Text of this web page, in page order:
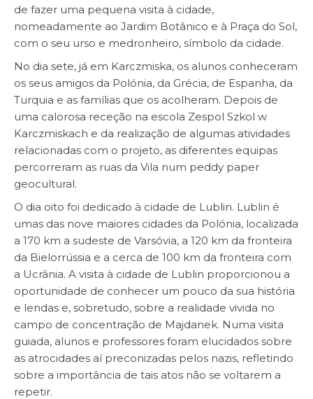
de fazer uma pequena visita à cidade,
nomeadamente ao Jardim Botânico e à Praça do Sol,
com o seu urso e medronheiro, símbolo da cidade.
No dia sete, já em Karczmiska, os alunos conheceram
os seus amigos da Polónia, da Grécia, de Espanha, da
Turquia e as famílias que os acolheram. Depois de
uma calorosa receção na escola Zespol Szkol w
Karczmiskach e da realização de algumas atividades
relacionadas com o projeto, as diferentes equipas
percorreram as ruas da Vila num peddy paper
geocultural.
O dia oito foi dedicado à cidade de Lublin. Lublin é
umas das nove maiores cidades da Polónia, localizada
a 170 km a sudeste de Varsóvia, a 120 km da fronteira
da Bielorrússia e a cerca de 100 km da fronteira com
a Ucrânia. A visita à cidade de Lublin proporcionou a
oportunidade de conhecer um pouco da sua história
e lendas e, sobretudo, sobre a realidade vivida no
campo de concentração de Majdanek. Numa visita
guiada, alunos e professores foram elucidados sobre
as atrocidades aí preconizadas pelos nazis, refletindo
sobre a importância de tais atos não se voltarem a
repetir.